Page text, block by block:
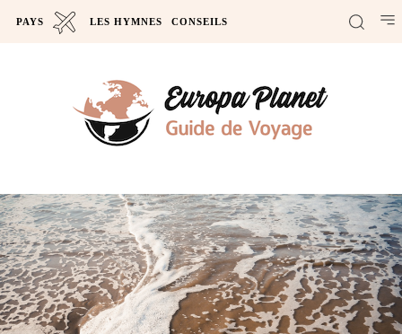
PAYS LES HYMNES CONSEILS